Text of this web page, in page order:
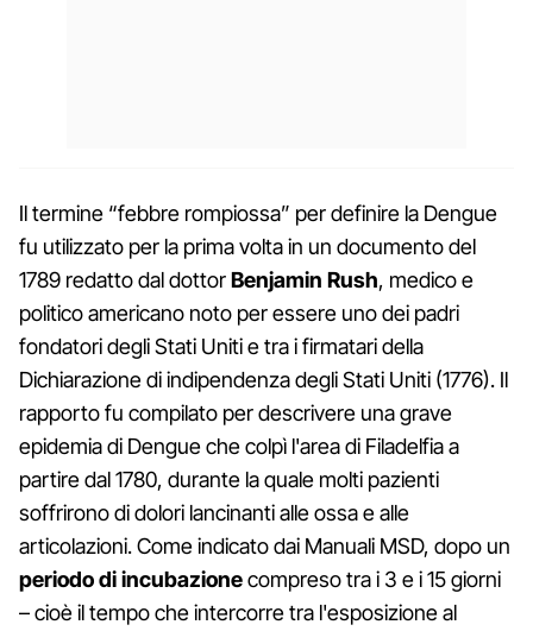
Il termine “febbre rompiossa” per definire la Dengue
fu utilizzato per la prima volta in un documento del
1789 redatto dal dottorBenjamin Rush, medico e
politico americano noto per essere uno dei padri
fondatori degli Stati Uniti e tra i firmatari della
Dichiarazione di indipendenza degli Stati Uniti (1776). Il
rapporto fu compilato per descrivere una grave
epidemia di Dengue che colpì l'area di Filadelfia a
partire dal 1780, durante la quale molti pazienti
soffrirono di dolori lancinanti alle ossa e alle
articolazioni. Come indicato dai Manuali MSD, dopo un
periodo di incubazionecompreso tra i 3 e i 15 giorni
– cioè il tempo che intercorre tra l'esposizione al